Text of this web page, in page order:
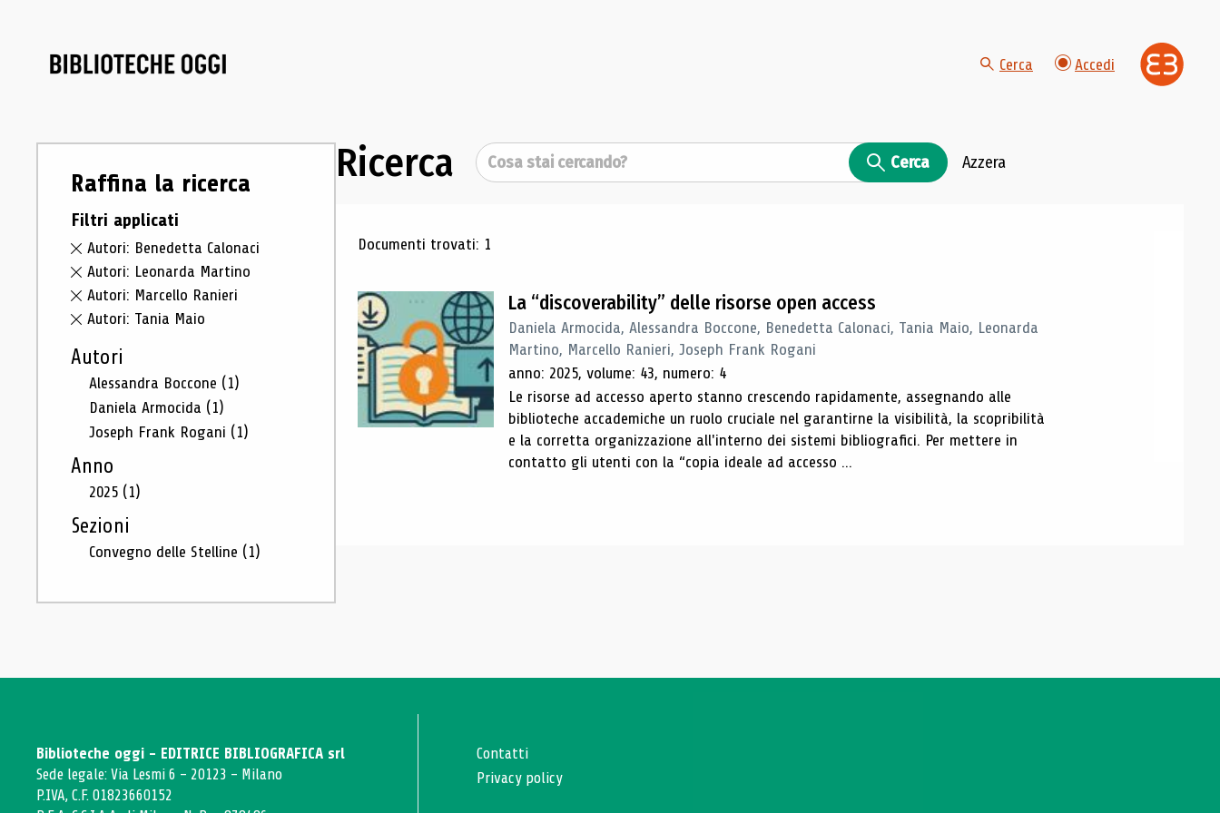
Cerca Accedi
Raffina la ricerca
Filtri applicati
Autori: Benedetta Calonaci
Autori: Leonarda Martino
Autori: Marcello Ranieri
Autori: Tania Maio
Autori
Alessandra Boccone (1)
Daniela Armocida (1)
Joseph Frank Rogani (1)
Anno
2025 (1)
Sezioni
Convegno delle Stelline (1)
Ricerca Cerca Cerca Azzera
Risultati di ricerca
Documenti trovati: 1
La “discoverability” delle risorse open access
Daniela Armocida, Alessandra Boccone, Benedetta Calonaci, Tania Maio, Leonarda
Martino, Marcello Ranieri, Joseph Frank Rogani
anno: 2025, volume: 43, numero: 4
Le risorse ad accesso aperto stanno crescendo rapidamente, assegnando alle
biblioteche accademiche un ruolo cruciale nel garantirne la visibilità, la scopribilità
e la corretta organizzazione all'interno dei sistemi bibliografici. Per mettere in
contatto gli utenti con la “copia ideale ad accesso ...
Biblioteche oggi - EDITRICE BIBLIOGRAFICA srl
Sede legale: Via Lesmi 6 - 20123 - Milano
P.IVA, C.F. 01823660152
Contatti
Privacy policy